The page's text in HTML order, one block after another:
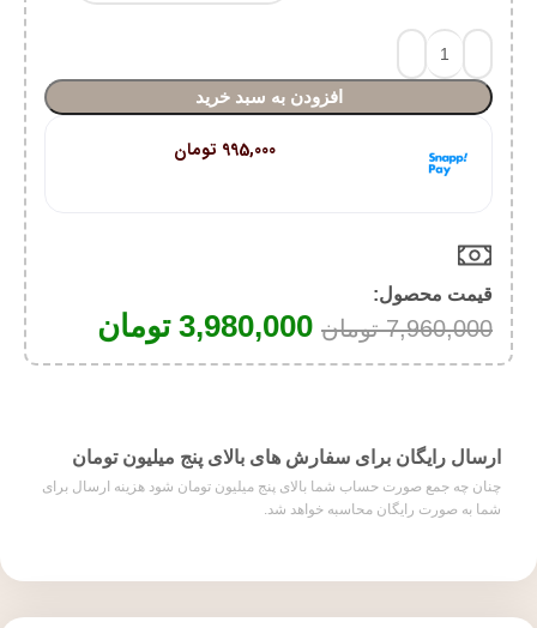
افزودن به سبد خرید
995,000 تومان
قیمت محصول:​
7,960,000 تومان 3,980,000 تومان
ارسال رایگان برای سفارش های بالای پنج میلیون تومان
چنان چه جمع صورت حساب شما بالای پنج میلیون تومان شود هزینه ارسال برای
شما به صورت رایگان محاسبه خواهد شد.